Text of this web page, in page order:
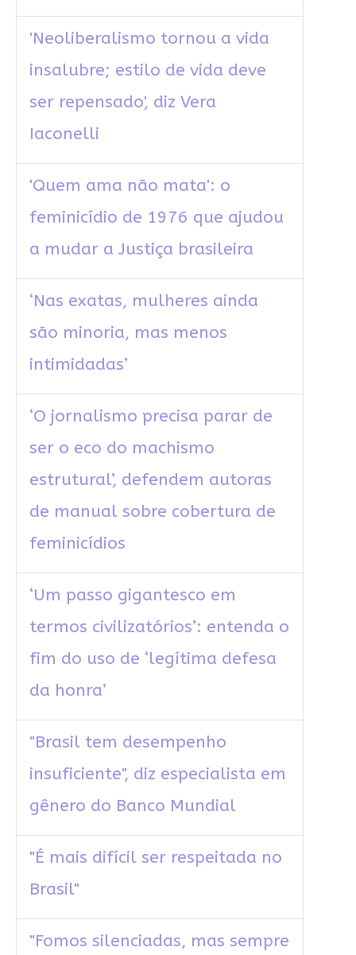
'Neoliberalismo tornou a vida
insalubre; estilo de vida deve
ser repensado', diz Vera
Iaconelli
'Quem ama não mata': o
feminicídio de 1976 que ajudou
a mudar a Justiça brasileira
‘Nas exatas, mulheres ainda
são minoria, mas menos
intimidadas’
‘O jornalismo precisa parar de
ser o eco do machismo
estrutural’, defendem autoras
de manual sobre cobertura de
feminicídios
‘Um passo gigantesco em
termos civilizatórios’: entenda o
fim do uso de ‘legítima defesa
da honra’
"Brasil tem desempenho
insuficiente", diz especialista em
gênero do Banco Mundial
"É mais difícil ser respeitada no
Brasil"
"Fomos silenciadas, mas sempre